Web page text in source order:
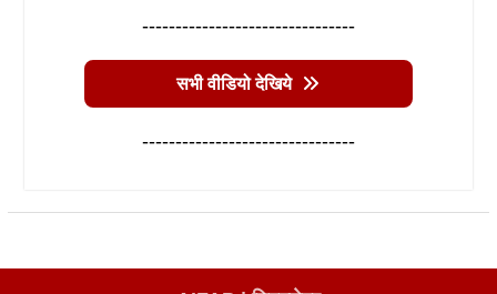
--------------------------------
सभी वीडियो देखिये
--------------------------------